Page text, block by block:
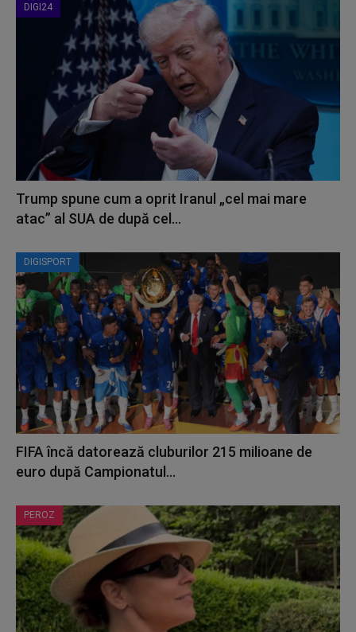
DIGI24
Trump spune cum a oprit Iranul „cel mai mare
atac” al SUA de după cel...
DIGISPORT
FIFA încă datorează cluburilor 215 milioane de
euro după Campionatul...
PEROZ